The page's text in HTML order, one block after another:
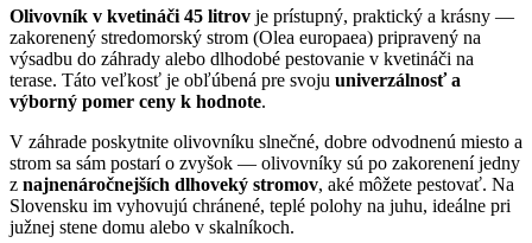
Olivovník v kvetináči 45 litrov je prístupný, praktický a krásny —
zakorenený stredomorský strom (Olea europaea) pripravený na
výsadbu do záhrady alebo dlhodobé pestovanie v kvetináči na
terase. Táto veľkosť je obľúbená pre svoju univerzálnosť a
výborný pomer ceny k hodnote.
V záhrade poskytnite olivovníku slnečné, dobre odvodnenú miesto a
strom sa sám postarí o zvyšok — olivovníky sú po zakorenení jedny
z najnenáročnejších dlhoveký stromov, aké môžete pestovať. Na
Slovensku im vyhovujú chránené, teplé polohy na juhu, ideálne pri
južnej stene domu alebo v skalníkoch.